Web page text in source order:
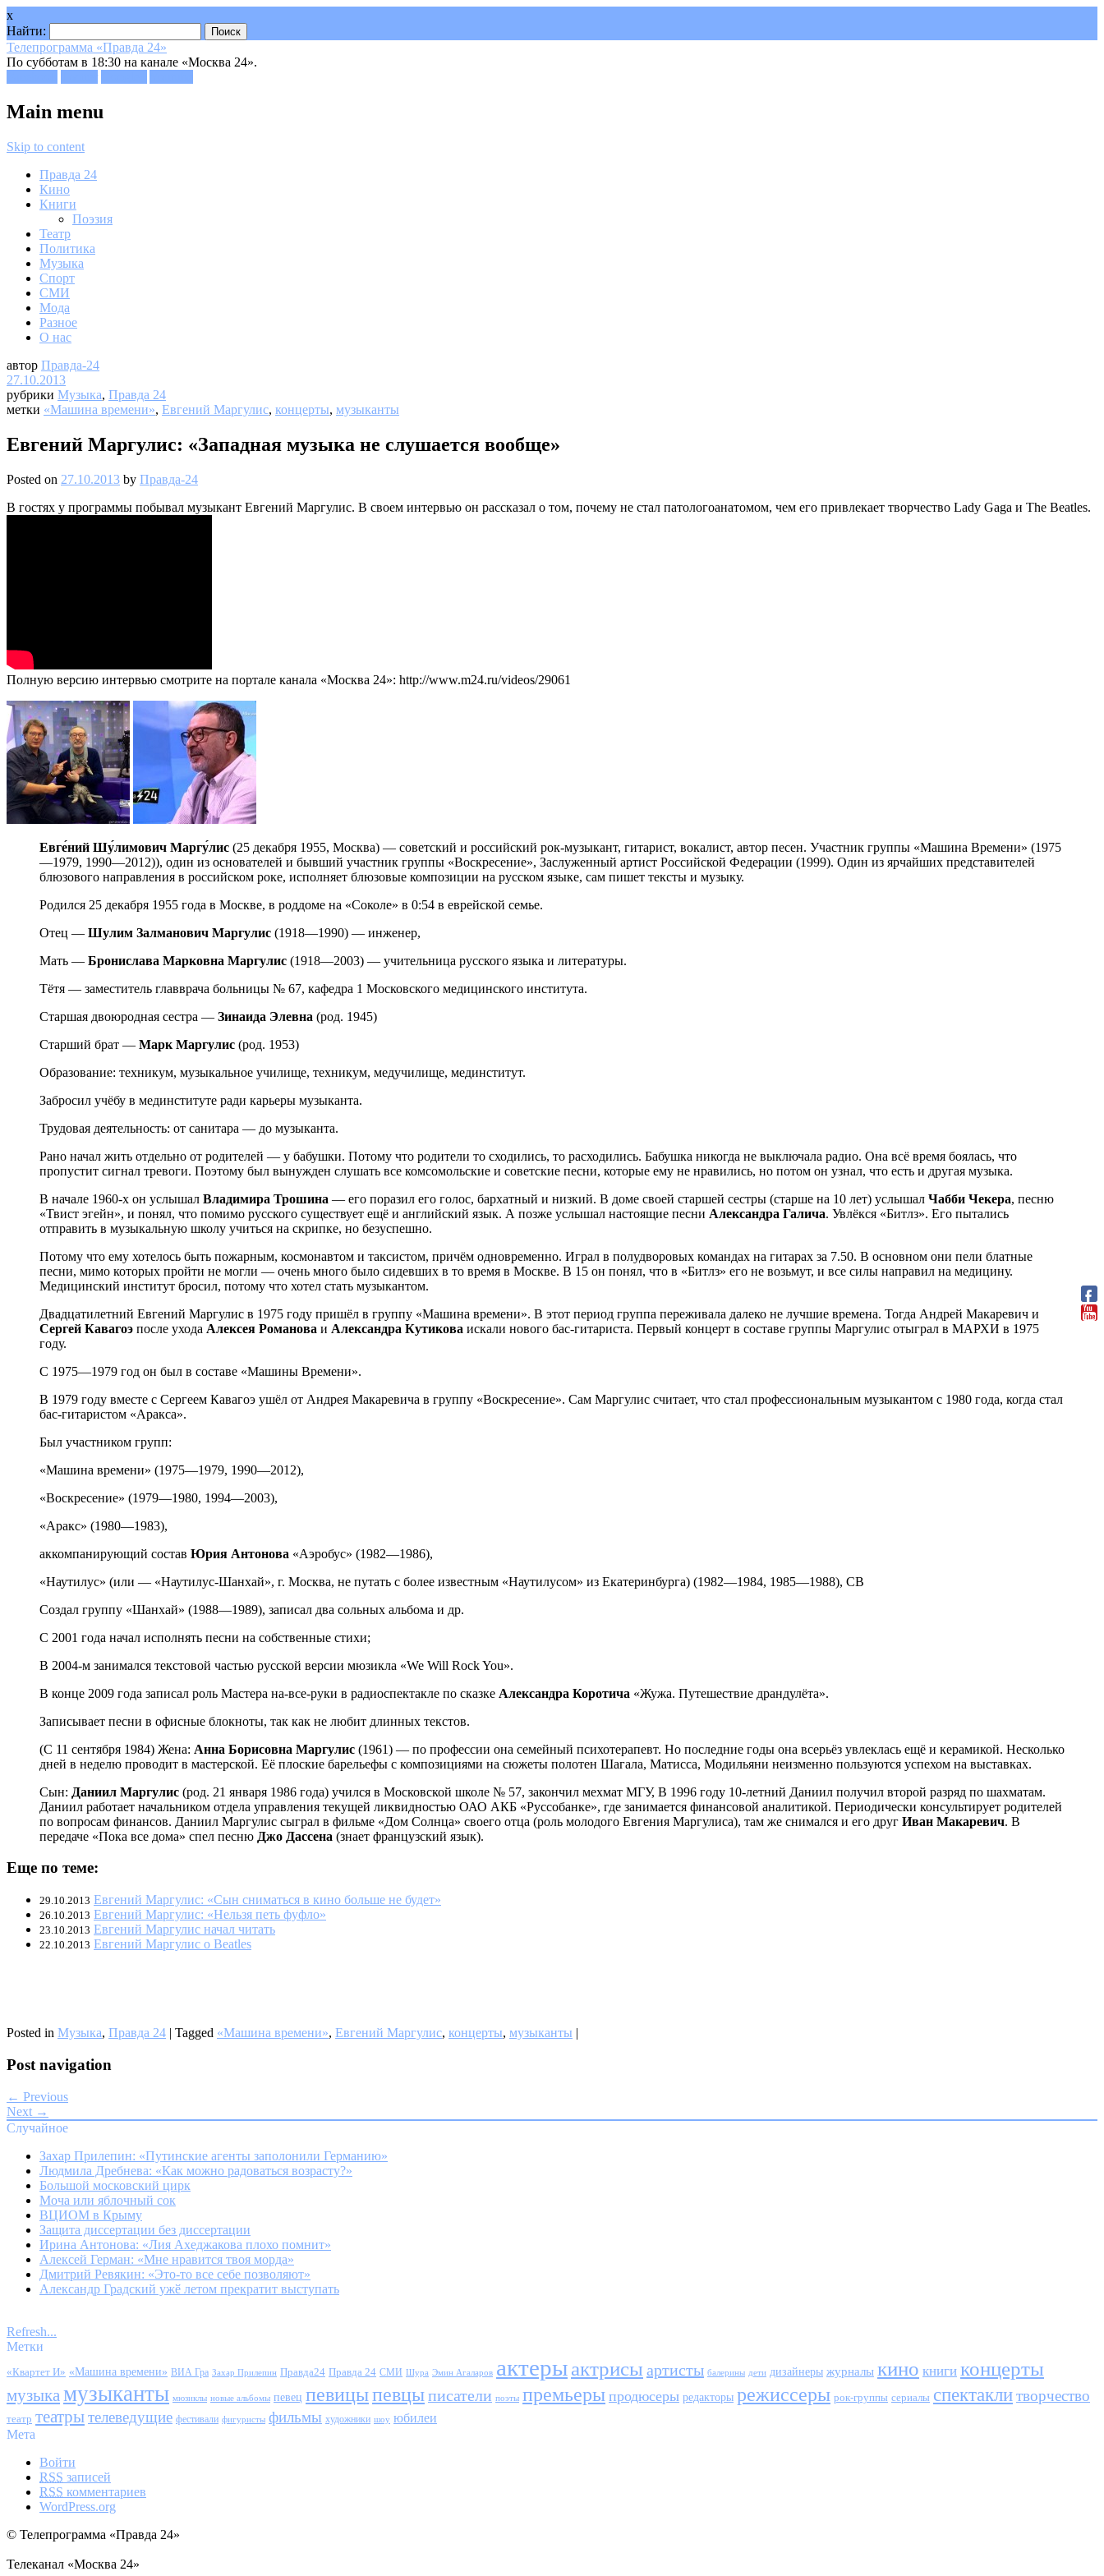
x
Найти:
Телепрограмма «Правда 24»
По субботам в 18:30 на канале «Москва 24».
Main menu
Skip to content
Правда 24
Кино
Книги
Поэзия
Театр
Политика
Музыка
Спорт
СМИ
Мода
Разное
О нас
автор Правда-24
27.10.2013
рубрики Музыка, Правда 24
метки «Машина времени», Евгений Маргулис, концерты, музыканты
Евгений Маргулис: «Западная музыка не слушается вообще»
Posted on 27.10.2013 by Правда-24
В гостях у программы побывал музыкант Евгений Маргулис. В своем интервью он рассказал о том, почему не стал патологоанатомом, чем его привлекает творчество Lady Gaga и The Beatles.
Полную версию интервью смотрите на портале канала «Москва 24»: http://www.m24.ru/videos/29061
Евге́ний Шу́лимович Маргу́лис (25 декабря 1955, Москва) — советский и российский рок-музыкант, гитарист, вокалист, автор песен. Участник группы «Машина Времени» (1975
—1979, 1990—2012)), один из основателей и бывший участник группы «Воскресение», Заслуженный артист Российской Федерации (1999). Один из ярчайших представителей
блюзового направления в российском роке, исполняет блюзовые композиции на русском языке, сам пишет тексты и музыку.
Родился 25 декабря 1955 года в Москве, в роддоме на «Соколе» в 0:54 в еврейской семье.
Отец — Шулим Залманович Маргулис (1918—1990) — инженер,
Мать — Бронислава Марковна Маргулис (1918—2003) — учительница русского языка и литературы.
Тётя — заместитель главврача больницы № 67, кафедра 1 Московского медицинского института.
Старшая двоюродная сестра — Зинаида Элевна (род. 1945)
Старший брат — Марк Маргулис (род. 1953)
Образование: техникум, музыкальное училище, техникум, медучилище, мединститут.
Забросил учёбу в мединституте ради карьеры музыканта.
Трудовая деятельность: от санитара — до музыканта.
Рано начал жить отдельно от родителей — у бабушки. Потому что родители то сходились, то расходились. Бабушка никогда не выключала радио. Она всё время боялась, что
пропустит сигнал тревоги. Поэтому был вынужден слушать все комсомольские и советские песни, которые ему не нравились, но потом он узнал, что есть и другая музыка.
В начале 1960-х он услышал Владимира Трошина — его поразил его голос, бархатный и низкий. В доме своей старшей сестры (старше на 10 лет) услышал Чабби Чекера, песню
«Твист эгейн», и понял, что помимо русского существует ещё и английский язык. А позже услышал настоящие песни Александра Галича. Увлёкся «Битлз». Его пытались
отправить в музыкальную школу учиться на скрипке, но безуспешно.
Потому что ему хотелось быть пожарным, космонавтом и таксистом, причём одновременно. Играл в полудворовых командах на гитарах за 7.50. В основном они пели блатные
песни, мимо которых пройти не могли — очень много было сидевших в то время в Москве. В 15 он понял, что в «Битлз» его не возьмут, и все силы направил на медицину.
Медицинский институт бросил, потому что хотел стать музыкантом.
Двадцатилетний Евгений Маргулис в 1975 году пришёл в группу «Машина времени». В этот период группа переживала далеко не лучшие времена. Тогда Андрей Макаревич и
Сергей Кавагоэ после ухода Алексея Романова и Александра Кутикова искали нового бас-гитариста. Первый концерт в составе группы Маргулис отыграл в МАРХИ в 1975
году.
С 1975—1979 год он был в составе «Машины Времени».
В 1979 году вместе с Сергеем Кавагоэ ушёл от Андрея Макаревича в группу «Воскресение». Сам Маргулис считает, что стал профессиональным музыкантом с 1980 года, когда стал
бас-гитаристом «Аракса».
Был участником групп:
«Машина времени» (1975—1979, 1990—2012),
«Воскресение» (1979—1980, 1994—2003),
«Аракс» (1980—1983),
аккомпанирующий состав Юрия Антонова «Аэробус» (1982—1986),
«Наутилус» (или — «Наутилус-Шанхай», г. Москва, не путать с более известным «Наутилусом» из Екатеринбурга) (1982—1984, 1985—1988), СВ
Создал группу «Шанхай» (1988—1989), записал два сольных альбома и др.
С 2001 года начал исполнять песни на собственные стихи;
В 2004-м занимался текстовой частью русской версии мюзикла «We Will Rock You».
В конце 2009 года записал роль Мастера на-все-руки в радиоспектакле по сказке Александра Коротича «Жужа. Путешествие драндулёта».
Записывает песни в офисные блокноты, так как не любит длинных текстов.
(C 11 сентября 1984) Жена: Анна Борисовна Маргулис (1961) — по профессии она семейный психотерапевт. Но последние годы она всерьёз увлеклась ещё и керамикой. Несколько
дней в неделю проводит в мастерской. Её плоские барельефы с композициями на сюжеты полотен Шагала, Матисса, Модильяни неизменно пользуются успехом на выставках.
Сын: Даниил Маргулис (род. 21 января 1986 года) учился в Московской школе № 57, закончил мехмат МГУ, В 1996 году 10-летний Даниил получил второй разряд по шахматам.
Даниил работает начальником отдела управления текущей ликвидностью ОАО АКБ «Руссобанке», где занимается финансовой аналитикой. Периодически консультирует родителей
по вопросам финансов. Даниил Маргулис сыграл в фильме «Дом Солнца» своего отца (роль молодого Евгения Маргулиса), там же снимался и его друг Иван Макаревич. В
передаче «Пока все дома» спел песню Джо Дассена (знает французский язык).
Еще по теме:
29.10.2013 Евгений Маргулис: «Сын сниматься в кино больше не будет»
26.10.2013 Евгений Маргулис: «Нельзя петь фуфло»
23.10.2013 Евгений Маргулис начал читать
22.10.2013 Евгений Маргулис о Beatles
Posted in Музыка, Правда 24 | Tagged «Машина времени», Евгений Маргулис, концерты, музыканты |
Post navigation
← Previous
Next →
Случайное
Захар Прилепин: «Путинские агенты заполонили Германию»
Людмила Дребнева: «Как можно радоваться возрасту?»
Большой московский цирк
Моча или яблочный сок
ВЦИОМ в Крыму
Защита диссертации без диссертации
Ирина Антонова: «Лия Ахеджакова плохо помнит»
Алексей Герман: «Мне нравится твоя морда»
Дмитрий Ревякин: «Это-то все себе позволяют»
Александр Градский ужӗ летом прекратит выступать
Refresh...
Метки
«Квартет И» «Машина времени» ВИА Гра Захар Прилепин Правда24 Правда 24 СМИ Шура Эмин Агаларов актерыактрисы артисты балерины дети дизайнеры журналы кино книги концерты
музыка музыканты мюзиклы новые альбомы певец певицыпевцыписатели поэты премьеры продюсеры редакторы режиссеры рок-группы сериалы спектаклитворчество
театр театрытелеведущие фестивали фигуристы фильмы художники шоу юбилеи
Мета
Войти
RSS записей
RSS комментариев
WordPress.org
© Телепрограмма «Правда 24»
Телеканал «Москва 24»